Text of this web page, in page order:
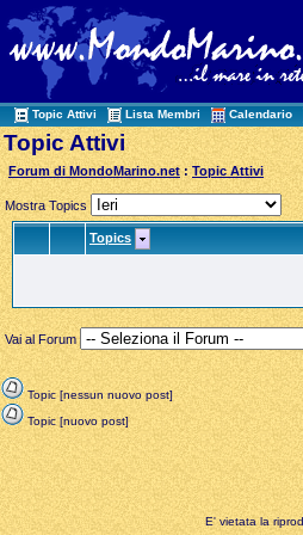
Topic Attivi Lista Membri Calendario
Topic Attivi
Forum di MondoMarino.net :Topic Attivi
Mostra Topics
Topics
Vai al Forum
Topic [nessun nuovo post]
Topic [nuovo post]
E' vietata la